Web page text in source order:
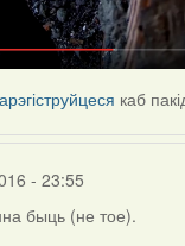
каб
- 23:55
быць (не тое).